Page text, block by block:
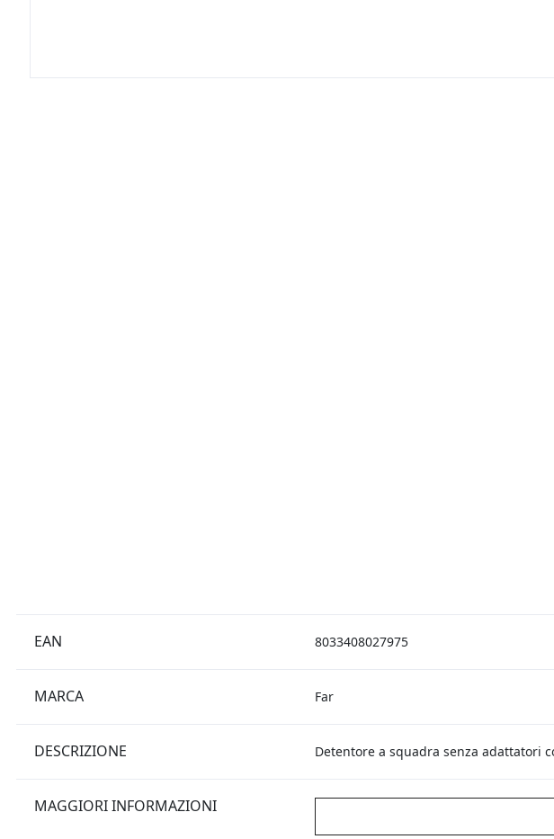
EAN 8033408027975
MARCA Far
DESCRIZIONE Detentore a squadra senza adattatori
MAGGIORI INFORMAZIONI